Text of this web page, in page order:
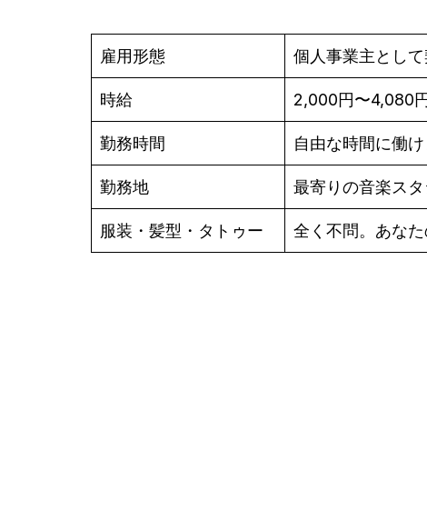
雇用形態 個人事業主とし
時給 2,000円〜4,080
勤務時間 自由な時間に働
勤務地 最寄りの音楽ス
服装・髪型・タトゥー 全く不問。あな